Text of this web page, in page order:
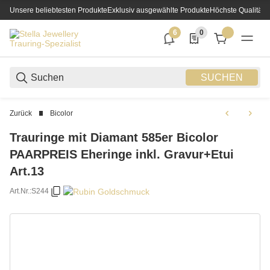
Unsere beliebtesten ProdukteExklusiv ausgewählte ProdukteHöchste Qualität
SUCHEN
6
6 neue Notifizierungen
0
0 Produkte in der
Zurück Bicolor
Trauringe mit Diamant 585er Bicolor
PAARPREIS Eheringe inkl. Gravur+Etui
Art.13
Art.Nr.:S244